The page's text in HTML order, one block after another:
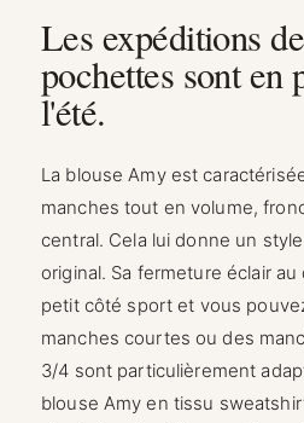
Les expéditions
pochettes sont en
l'été.
La blouse Amy est
manches tout en volume,
central. Cela lui donne un
original. Sa fermeture éclair
petit côté sport et vous
manches courtes ou des
3/4 sont particulièrement
blouse Amy en tissu